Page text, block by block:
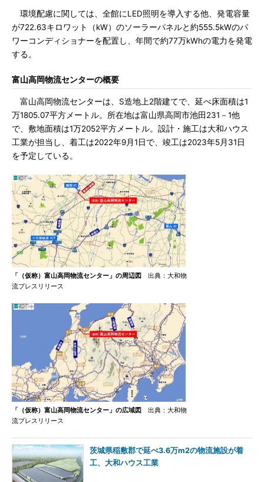
環境配慮に関しては、全館にLED照明を導入する他、発電容量
が722.63キロワット（kW）のソーラーパネルと約555.5kWのパ
ワーコンディショナーを配置し、年間で約77万kWhの電力を発電
する。
富山高岡物流センターの概要
富山高岡物流センターは、S造地上2階建てで、延べ床面積は1
万1805.07平方メートル。所在地は富山県高岡市池田231－1他
で、敷地面積は1万2052平方メートル。設計・施工は大和ハウス
工業が担当し、着工は2022年9月1日で、竣工は2023年5月31日
を予定している。
「（仮称）富山高岡物流センター」の周辺図
出典：大和物
流プレスリリース
「（仮称）富山高岡物流センター」の広域図
出典：大和物
流プレスリリース
茨城県稲敷郡で延べ3.6万m2の物流施設が着
工、大和ハウス工業